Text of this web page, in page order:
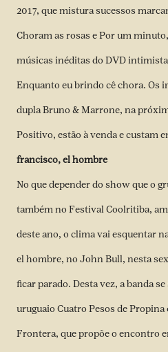
2017, que mistura sucessos
Choram as rosas e Por um
músicas inéditas do DVD
Enquanto eu brindo cê chora. Os
dupla Bruno & Marrone, na
Positivo, estão à venda e custam
francisco, el hombre
No que depender do show que o
também no Festival Coolritiba,
deste ano, o clima vai esquentar
el hombre, no John Bull, nesta
ficar parado. Desta vez, a banda
uruguaio Cuatro Pesos de
Frontera, que propõe o encontro